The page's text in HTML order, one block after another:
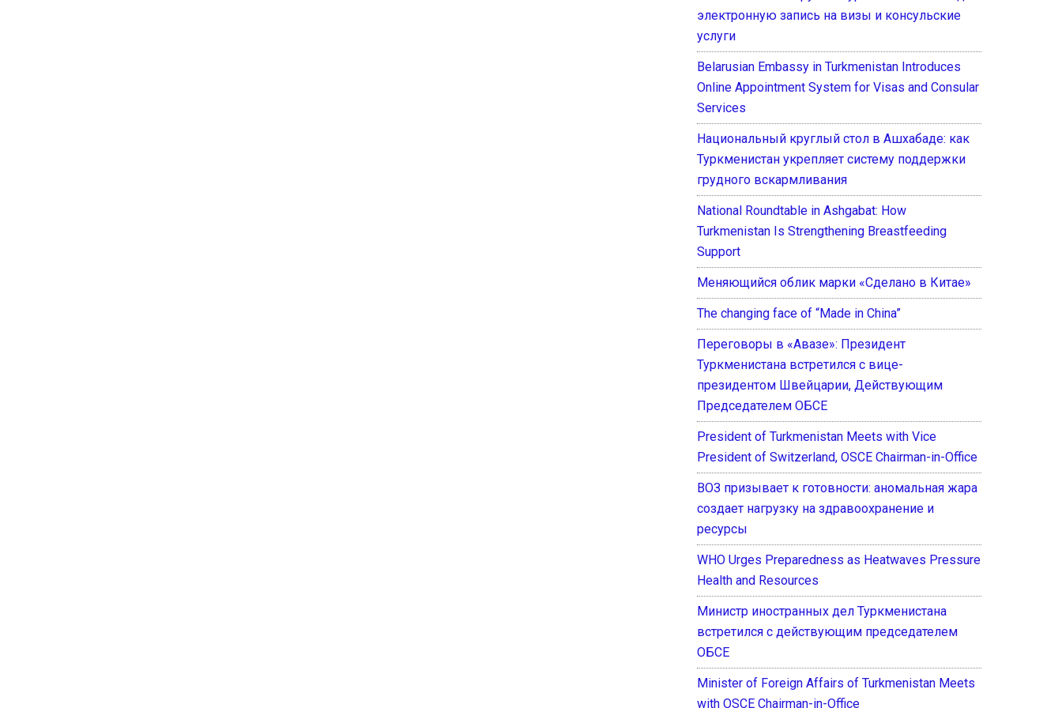
электронную запись на визы и консульские
услуги
Belarusian Embassy in Turkmenistan Introduces
Online Appointment System for Visas and Consular
Services
Национальный круглый стол в Ашхабаде: как
Туркменистан укрепляет систему поддержки
грудного вскармливания
National Roundtable in Ashgabat: How
Turkmenistan Is Strengthening Breastfeeding
Support
Меняющийся облик марки «Сделано в Китае»
The changing face of “Made in China”
Переговоры в «Авазе»: Президент
Туркменистана встретился с вице-
президентом Швейцарии, Действующим
Председателем ОБСЕ
President of Turkmenistan Meets with Vice
President of Switzerland, OSCE Chairman-in-Office
ВОЗ призывает к готовности: аномальная жара
создает нагрузку на здравоохранение и
ресурсы
WHO Urges Preparedness as Heatwaves Pressure
Health and Resources
Министр иностранных дел Туркменистана
встретился с действующим председателем
ОБСЕ
Minister of Foreign Affairs of Turkmenistan Meets
with OSCE Chairman-in-Office